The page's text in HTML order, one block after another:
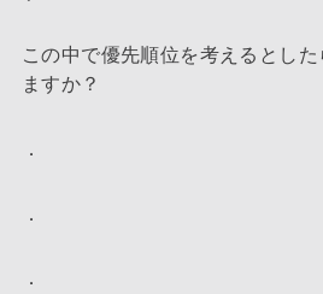
この中で優先順位を考えるとし
ますか？
．
．
．